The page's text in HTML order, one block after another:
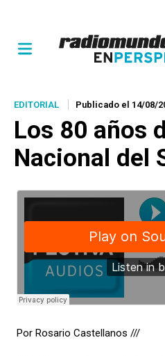
EDITORIAL Publicado el 14/08/
Los 80 años
Nacional del
Por Rosario Castellanos ///